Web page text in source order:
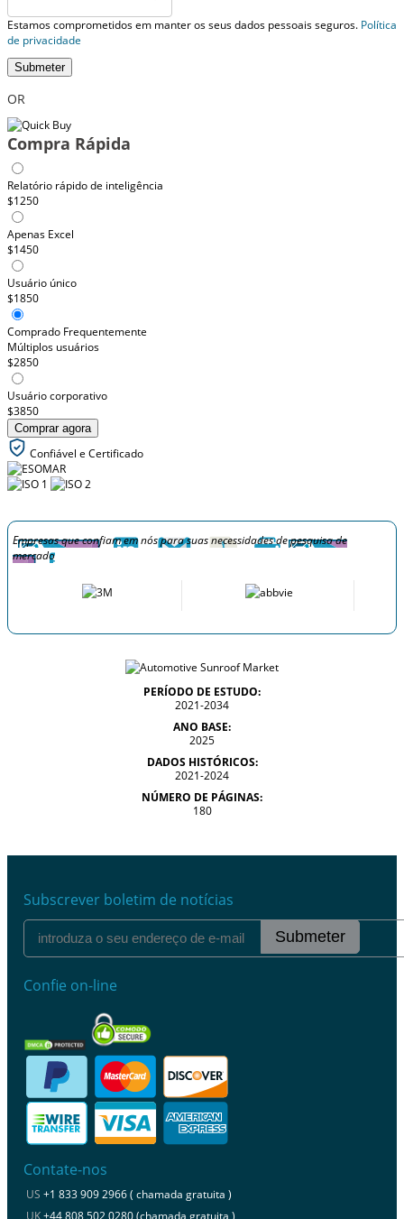
Estamos comprometidos em manter os seus dados pessoais seguros. Política
de privacidade
Submeter
OR
Compra Rápida
Relatório rápido de inteligência
$1250
Apenas Excel
$1450
Usuário único
$1850
Comprado Frequentemente
Múltiplos usuários
$2850
Usuário corporativo
$3850
Comprar agora
Confiável e Certificado
Empresas que confiam em nós para suas necessidades de pesquisa de
mercado
PERÍODO DE ESTUDO:
2021-2034
ANO BASE:
2025
DADOS HISTÓRICOS:
2021-2024
NÚMERO DE PÁGINAS:
180
Subscrever boletim de notícias
Submeter
Confie on-line
Contate-nos
US +1 833 909 2966 ( chamada gratuita )
UK+44 808 502 0280 (chamada gratuita )